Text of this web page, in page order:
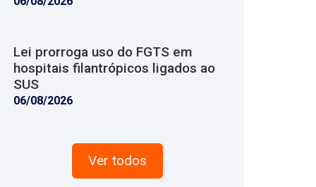
Lei prorroga uso do FGTS em
hospitais filantrópicos ligados ao
SUS
06/08/2026
Ver todos